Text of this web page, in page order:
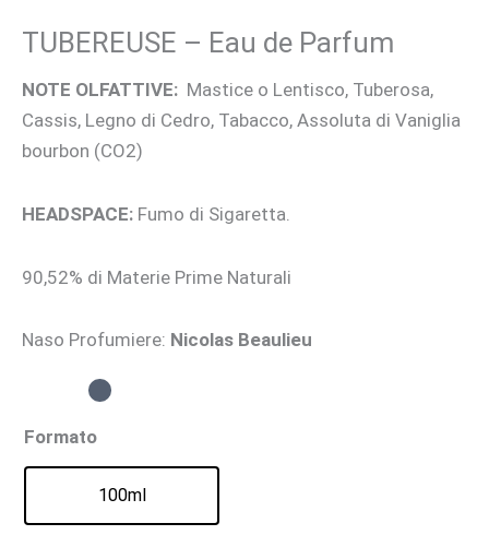
TUBEREUSE – Eau de Parfum
NOTE OLFATTIVE: Mastice o Lentisco, Tuberosa,
Cassis, Legno di Cedro, Tabacco, Assoluta di Vaniglia
bourbon (CO2)
HEADSPACE: Fumo di Sigaretta.
90,52% di Materie Prime Naturali
Naso Profumiere: Nicolas Beaulieu
Formato
100ml